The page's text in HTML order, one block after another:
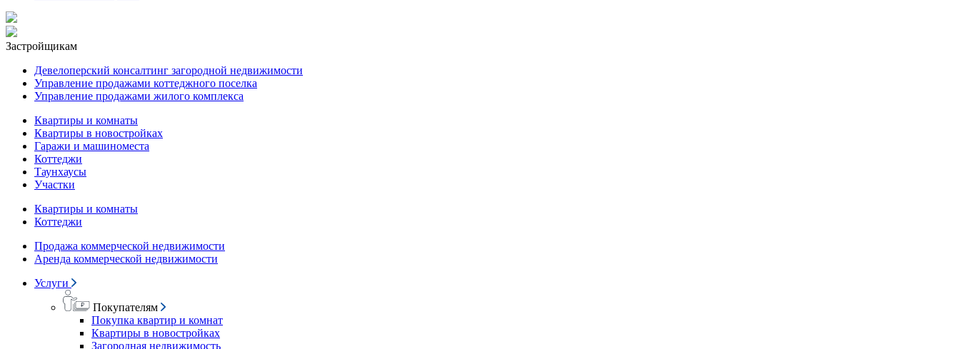
Застройщикам
Девелоперский консалтинг загородной недвижимости
Управление продажами коттеджного поселка
Управление продажами жилого комплекса
Квартиры и комнаты
Квартиры в новостройках
Гаражи и машиноместа
Коттеджи
Таунхаусы
Участки
Квартиры и комнаты
Коттеджи
Продажа коммерческой недвижимости
Аренда коммерческой недвижимости
Услуги
Покупателям
Покупка квартир и комнат
Квартиры в новостройках
Загородная недвижимость